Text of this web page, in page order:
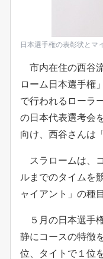
日本選手権の表彰状とマ
市内在住の西谷
ローム日本選手権
で行われるローラ
の日本代表選考会
向け、西谷さんは
スラロームは、
ルまでのタイムを
ャイアント」の種
５月の日本選手
静にコースの特徴
位、タイトで１位